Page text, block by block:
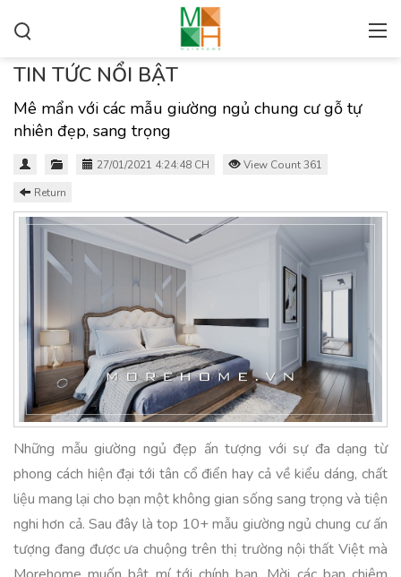
TIN TỨC NỔI BẬT
Mê mẩn với các mẫu giường ngủ chung cư gỗ tự
nhiên đẹp, sang trọng
27/01/2021 4:24:48 CH
View Count 361
Return
Những mẫu giường ngủ đẹp ấn tượng với sự đa dạng từ
phong cách hiện đại tới tân cổ điển hay cả về kiểu dáng, chất
liệu mang lại cho bạn một không gian sống sang trọng và tiện
nghi hơn cả. Sau đây là top 10+ mẫu giường ngủ chung cư ấn
tượng đang được ưa chuộng trên thị trường nội thất Việt mà